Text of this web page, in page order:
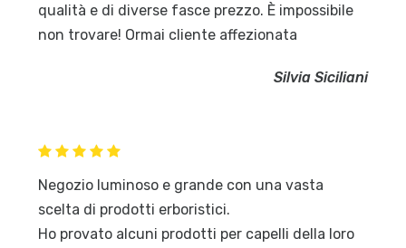
qualità e di diverse fasce prezzo. È impossibile
non trovare! Ormai cliente affezionata
Silvia Siciliani
Negozio luminoso e grande con una vasta
scelta di prodotti erboristici.
Ho provato alcuni prodotti per capelli della loro